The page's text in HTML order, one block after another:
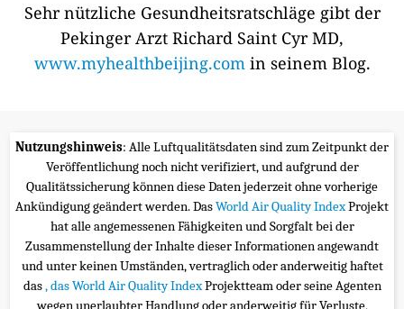
Sehr nützliche Gesundheitsratschläge gibt der
Pekinger Arzt Richard Saint Cyr MD,
www.myhealthbeijing.comin seinem Blog.
Nutzungshinweis: Alle Luftqualitätsdaten sind zum Zeitpunkt der
Veröffentlichung noch nicht verifiziert, und aufgrund der
Qualitätssicherung können diese Daten jederzeit ohne vorherige
Ankündigung geändert werden. DasWorld Air Quality IndexProjekt
hat alle angemessenen Fähigkeiten und Sorgfalt bei der
Zusammenstellung der Inhalte dieser Informationen angewandt
und unter keinen Umständen, vertraglich oder anderweitig haftet
das, das World Air Quality IndexProjektteam oder seine Agenten
wegen unerlaubter Handlung oder anderweitig für Verluste,